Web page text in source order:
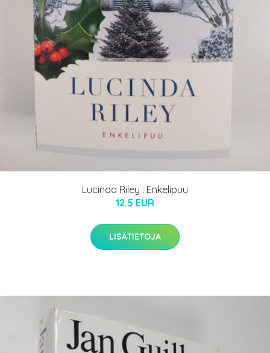
Lucinda Riley : Enkelipuu
12.5 EUR
LISÄTIETOJA